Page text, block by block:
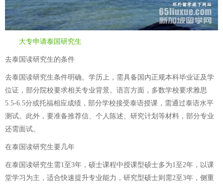
大专申请泰国研究生
去泰国读研究生的条件
去泰国读研究生条件明确。学历上，需具备国内正规本科毕业证及学
位证，部分院校要求相关专业背景。语言方面，多数学校要求雅思
5.5-6.5分或托福相应成绩，部分学校接受泰语授课，需通过泰语水平
测试。此外，要准备推荐信、个人陈述、研究计划等材料，部分专业
还需面试。
在泰国读研究生要几年
在泰国读研究生需1至3年，硕士课程中授课型硕士多为1至2年，以课
堂学习为主，适合快速提升专业能力，研究型硕士则需2至3年，侧重